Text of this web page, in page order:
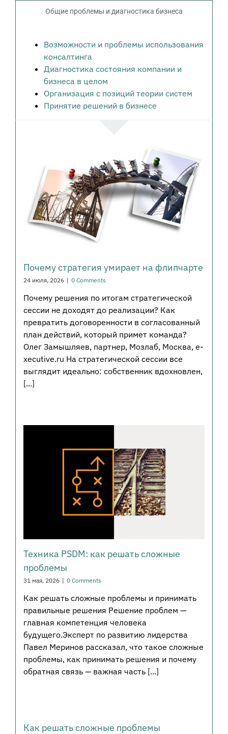
Общие проблемы и диагностика бизнеса
Возможности и проблемы использования
консалтинга
Диагностика состояния компании и
бизнеса в целом
Организация с позиций теории систем
Принятие решений в бизнесе
Почему стратегия умирает на флипчарте
24 июля, 2026 | 0 Comments
Почему решения по итогам стратегической
сессии не доходят до реализации? Как
превратить договоренности в согласованный
план действий, который примет команда?
Олег Замышляев, партнер, Мозлаб, Москва, e-
xecutive.ru На стратегической сессии все
выглядит идеально: собственник вдохновлен,
[...]
Техника PSDM: как решать сложные
проблемы
31 мая, 2026 | 0 Comments
Как решать сложные проблемы и принимать
правильные решения Решение проблем —
главная компетенция человека
будущего.Эксперт по развитию лидерства
Павел Меринов рассказал, что такое сложные
проблемы, как принимать решения и почему
обратная связь — важная часть [...]
Как решать сложные проблемы